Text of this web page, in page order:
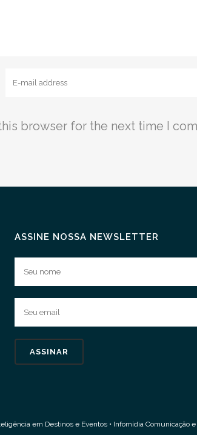
browser for the next time I
ASSINE NOSSA NEWSLETTER
em Destinos e Eventos • Infomídia Comunicação